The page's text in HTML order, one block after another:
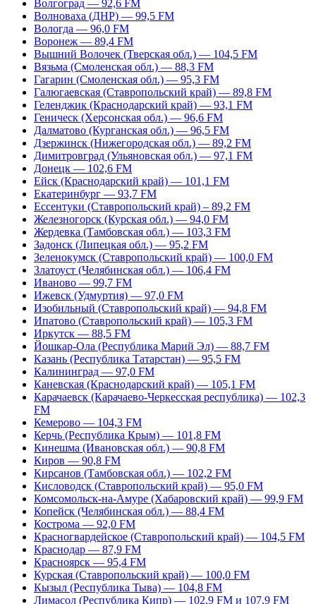
Волгоград — 92,6 FM
Волноваха (ДНР) — 99,5 FM
Вологда — 96,0 FM
Воронеж — 89,4 FM
Вышний Волочек (Тверская обл.) — 104,5 FM
Вязьма (Смоленская обл.) — 88,3 FM
Гагарин (Смоленская обл.) — 95,3 FM
Галюгаевская (Ставропольский край) — 89,8 FM
Геленджик (Краснодарский край) — 93,1 FM
Геническ (Херсонская обл.) — 96,6 FM
Далматово (Курганская обл.) — 96,5 FM
Дзержинск (Нижегородская обл.) — 89,2 FM
Димитровград (Ульяновская обл.) — 97,1 FM
Донецк — 102,6 FM
Ейск (Краснодарский край) — 101,1 FM
Екатеринбург — 93,7 FM
Ессентуки (Ставропольский край) – 89,2 FM
Железногорск (Курская обл.) — 94,0 FM
Жердевка (Тамбовская обл.) — 103,3 FM
Задонск (Липецкая обл.) — 95,2 FM
Зеленокумск (Ставропольский край) — 100,0 FM
Златоуст (Челябинская обл.) — 106,4 FM
Иваново — 99,7 FM
Ижевск (Удмуртия) — 97,0 FM
Изобильный (Ставропольский край) — 94,8 FM
Ипатово (Ставропольский край) — 105,3 FM
Иркутск — 88,5 FM
Йошкар-Ола (Республика Марий Эл) — 88,7 FM
Казань (Республика Татарстан) — 95,5 FM
Калининград — 97,0 FM
Каневская (Краснодарский край) — 105,1 FM
Карачаевск (Карачаево-Черкесская республика) — 102,3
FM
Кемерово — 104,3 FM
Керчь (Республика Крым) — 101,8 FM
Кинешма (Ивановская обл.) — 90,8 FM
Киров — 90,8 FM
Кирсанов (Тамбовская обл.) — 102,2 FM
Кисловодск (Ставропольский край) — 95,0 FM
Комсомольск-на-Амуре (Хабаровский край) — 99,9 FM
Копейск (Челябинская обл.) — 88,4 FM
Кострома — 92,0 FM
Красногвардейское (Ставропольский край) — 104,5 FM
Краснодар — 87,9 FM
Красноярск — 95,4 FM
Курская (Ставропольский край) — 100,0 FM
Кызыл (Республика Тыва) — 104,8 FM
Лимасол (Республика Кипр) — 102,9 FM и 107,9 FM